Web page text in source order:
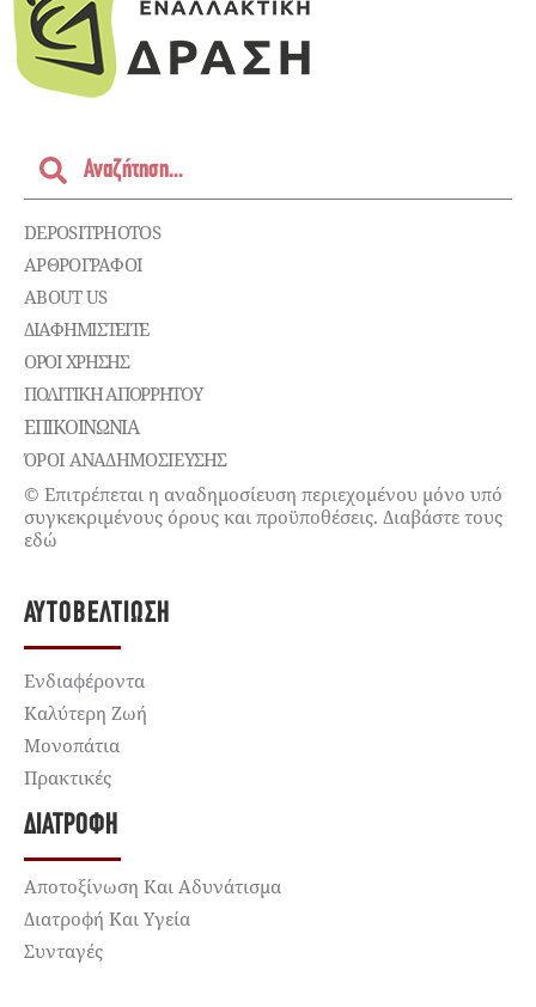
DEPOSITPHOTOS
ΑΡΘΡΟΓΡΑΦΟΙ
ABOUT US
ΔΙΑΦΗΜΙΣΤΕΊΤΕ
ΌΡΟΙ ΧΡΉΣΗΣ
ΠΟΛΙΤΙΚΉ ΑΠΟΡΡΉΤΟΥ
ΕΠΙΚΟΙΝΩΝΊΑ
ΌΡΟΙ ΑΝΑΔΗΜΟΣΙΕΥΣΗΣ
© Επιτρέπεται η αναδημοσίευση περιεχομένου μόνο υπό
συγκεκριμένους όρους και προϋποθέσεις. Διαβάστε τους
εδώ
ΑΥΤΟΒΕΛΤΊΩΣΗ
Ενδιαφέροντα
Καλύτερη Ζωή
Μονοπάτια
Πρακτικές
ΔΙΑΤΡΟΦΉ
Αποτοξίνωση Και Αδυνάτισμα
Διατροφή Και Υγεία
Συνταγές